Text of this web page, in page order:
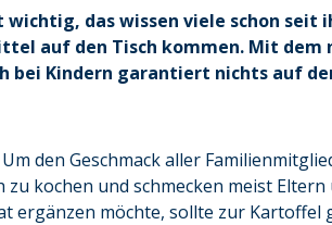
wichtig, das wissen viele schon seit
auf den Tisch kommen. Mit
bei Kindern garantiert nichts auf
den Geschmack aller
kochen und schmecken meist
ergänzen möchte, sollte zur Kartoffel